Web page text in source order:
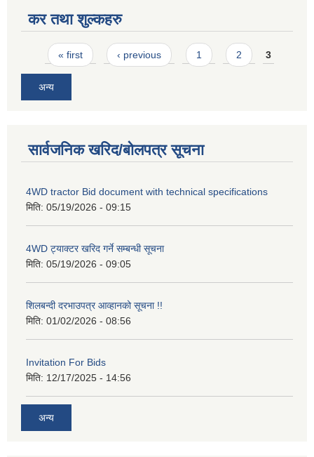
कर तथा शुल्कहरु
Pages
« first ‹ previous 1 2 3
अन्य
सार्वजनिक खरिद/बोलपत्र सूचना
4WD tractor Bid document with technical specifications
मिति: 05/19/2026 - 09:15
4WD ट्याक्टर खरिद गर्ने सम्बन्धी सूचना
मिति: 05/19/2026 - 09:05
शिलबन्दी दरभाउपत्र आव्हानको सूचना !!
मिति: 01/02/2026 - 08:56
Invitation For Bids
मिति: 12/17/2025 - 14:56
अन्य